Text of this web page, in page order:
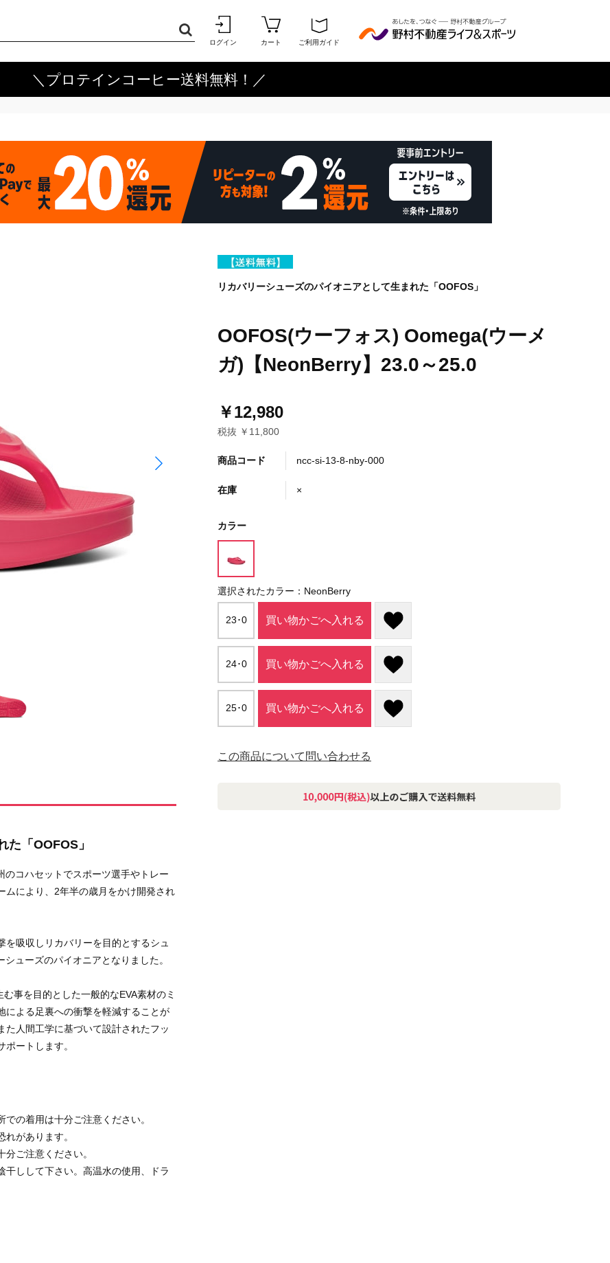
ログイン カート ご利用ガイド
＼プロテインコーヒー送料無料！／
た「OOFOS」
のコハセットでスポーツ選手やトレー
ムにより、2年半の歳月をかけ開発され
吸収しリカバリーを目的とするシュ
ューズのパイオニアとなりました。
事を目的とした一般的なEVA素材のミ
による足裏への衝撃を軽減することが
た人間工学に基づいて設計されたフッ
ートします。
の着用は十分ご注意ください。
があります。
ご注意ください。
干しして下さい。高温水の使用、ドラ
リカバリーシューズのパイオニアとして生まれた「OOFOS」
OOFOS(ウーフォス) Oomega(ウーメ
ガ)【NeonBerry】23.0～25.0
￥12,980
税抜 ￥11,800
商品コード ncc-si-13-8-nby-000
在庫 ×
カラー
選択されたカラー：NeonBerry
23･0 買い物かごへ入れる
24･0 買い物かごへ入れる
25･0 買い物かごへ入れる
この商品について問い合わせる